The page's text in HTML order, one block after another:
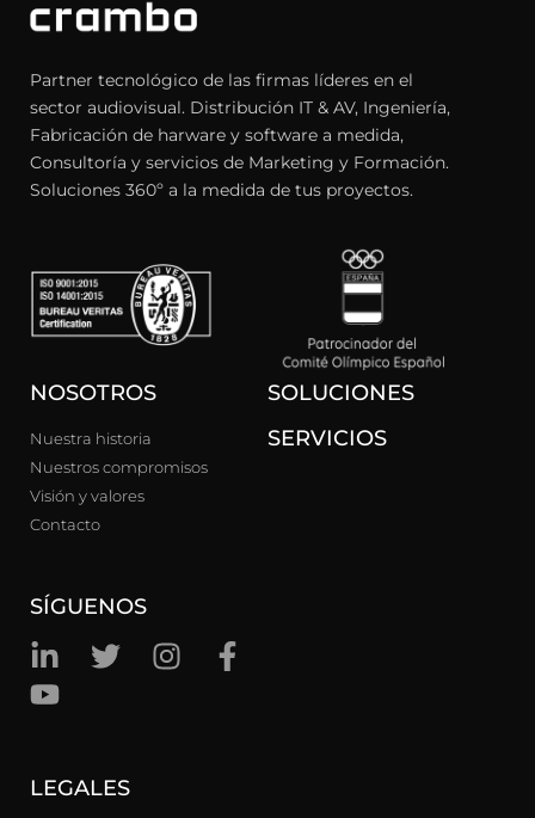
Partner tecnológico de las firmas líderes en el
sector audiovisual. Distribución IT & AV, Ingeniería,
Fabricación de harware y software a medida,
Consultoría y servicios de Marketing y Formación.
Soluciones 360º a la medida de tus proyectos.
NOSOTROS
Nuestra historia
Nuestros compromisos
Visión y valores
Contacto
SÍGUENOS
SOLUCIONES
SERVICIOS
LEGALES